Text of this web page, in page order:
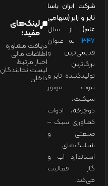
شرکت ایران یاسا
تایر و رابر (سهامی
عام) از سال
۱۳۴۷ به عنوان
قدیمی‌ترین و
بزرگ‌ترین
تولیدکننده تایر و
تیوب موتور
سیکلت،
دوچرخه، ادوات
کشاورزی سبک –
صنعتی و
شیلنگ‌های
استاندارد آب و
گاز فعالیت
می‌کند.
لینک‌های
مفید:
دریافت مشاوره
اطلاعات مالی
اخبار مرتبط
لیست نمایندگان
داخلی